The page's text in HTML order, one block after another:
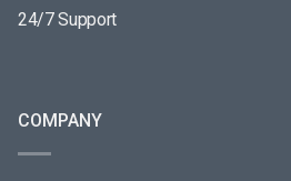
24/7 Support
COMPANY